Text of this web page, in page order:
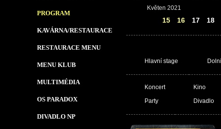
PROGRAM
KAVÁRNA/RESTAURACE
RESTAURACE MENU
MENU KLUB
MULTIMÉDIA
OS PARADOX
DIVADLO NP
Květen 2021
15 16 17 18
Hlavní stage
Koncert
Party
Kino
Divadlo